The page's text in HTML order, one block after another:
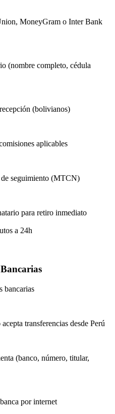
MoneyGram o Inter Bank
(nombre completo, cédula
(bolivianos)
aplicables
seguimiento (MTCN)
para retiro inmediato
a 24h
bancarias
transferencias desde Perú
(banco, número, titular,
por internet